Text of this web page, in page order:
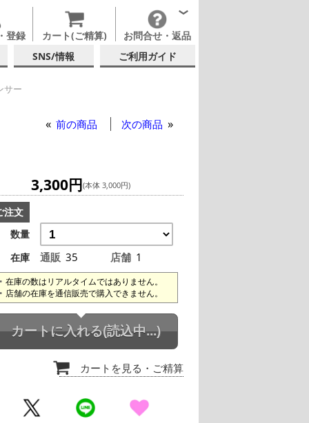
登録 カート(ご精算) お問合せ・返品
SNS/情報 ご利用ガイド
サー
前の商品 次の商品
3,300円(本体 3,000円)
注文
数量
在庫
通販 35 店舗 1
在庫の数はリアルタイムではありません。
店舗の在庫を通信販売で購入できません。
カートに入れる(読込中...)
カートを見る ・ご精算